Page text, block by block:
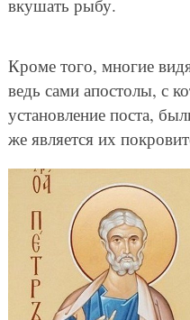
вкушать рыбу.
Кроме того, многие
ведь сами апостолы, с
установление поста,
же является их